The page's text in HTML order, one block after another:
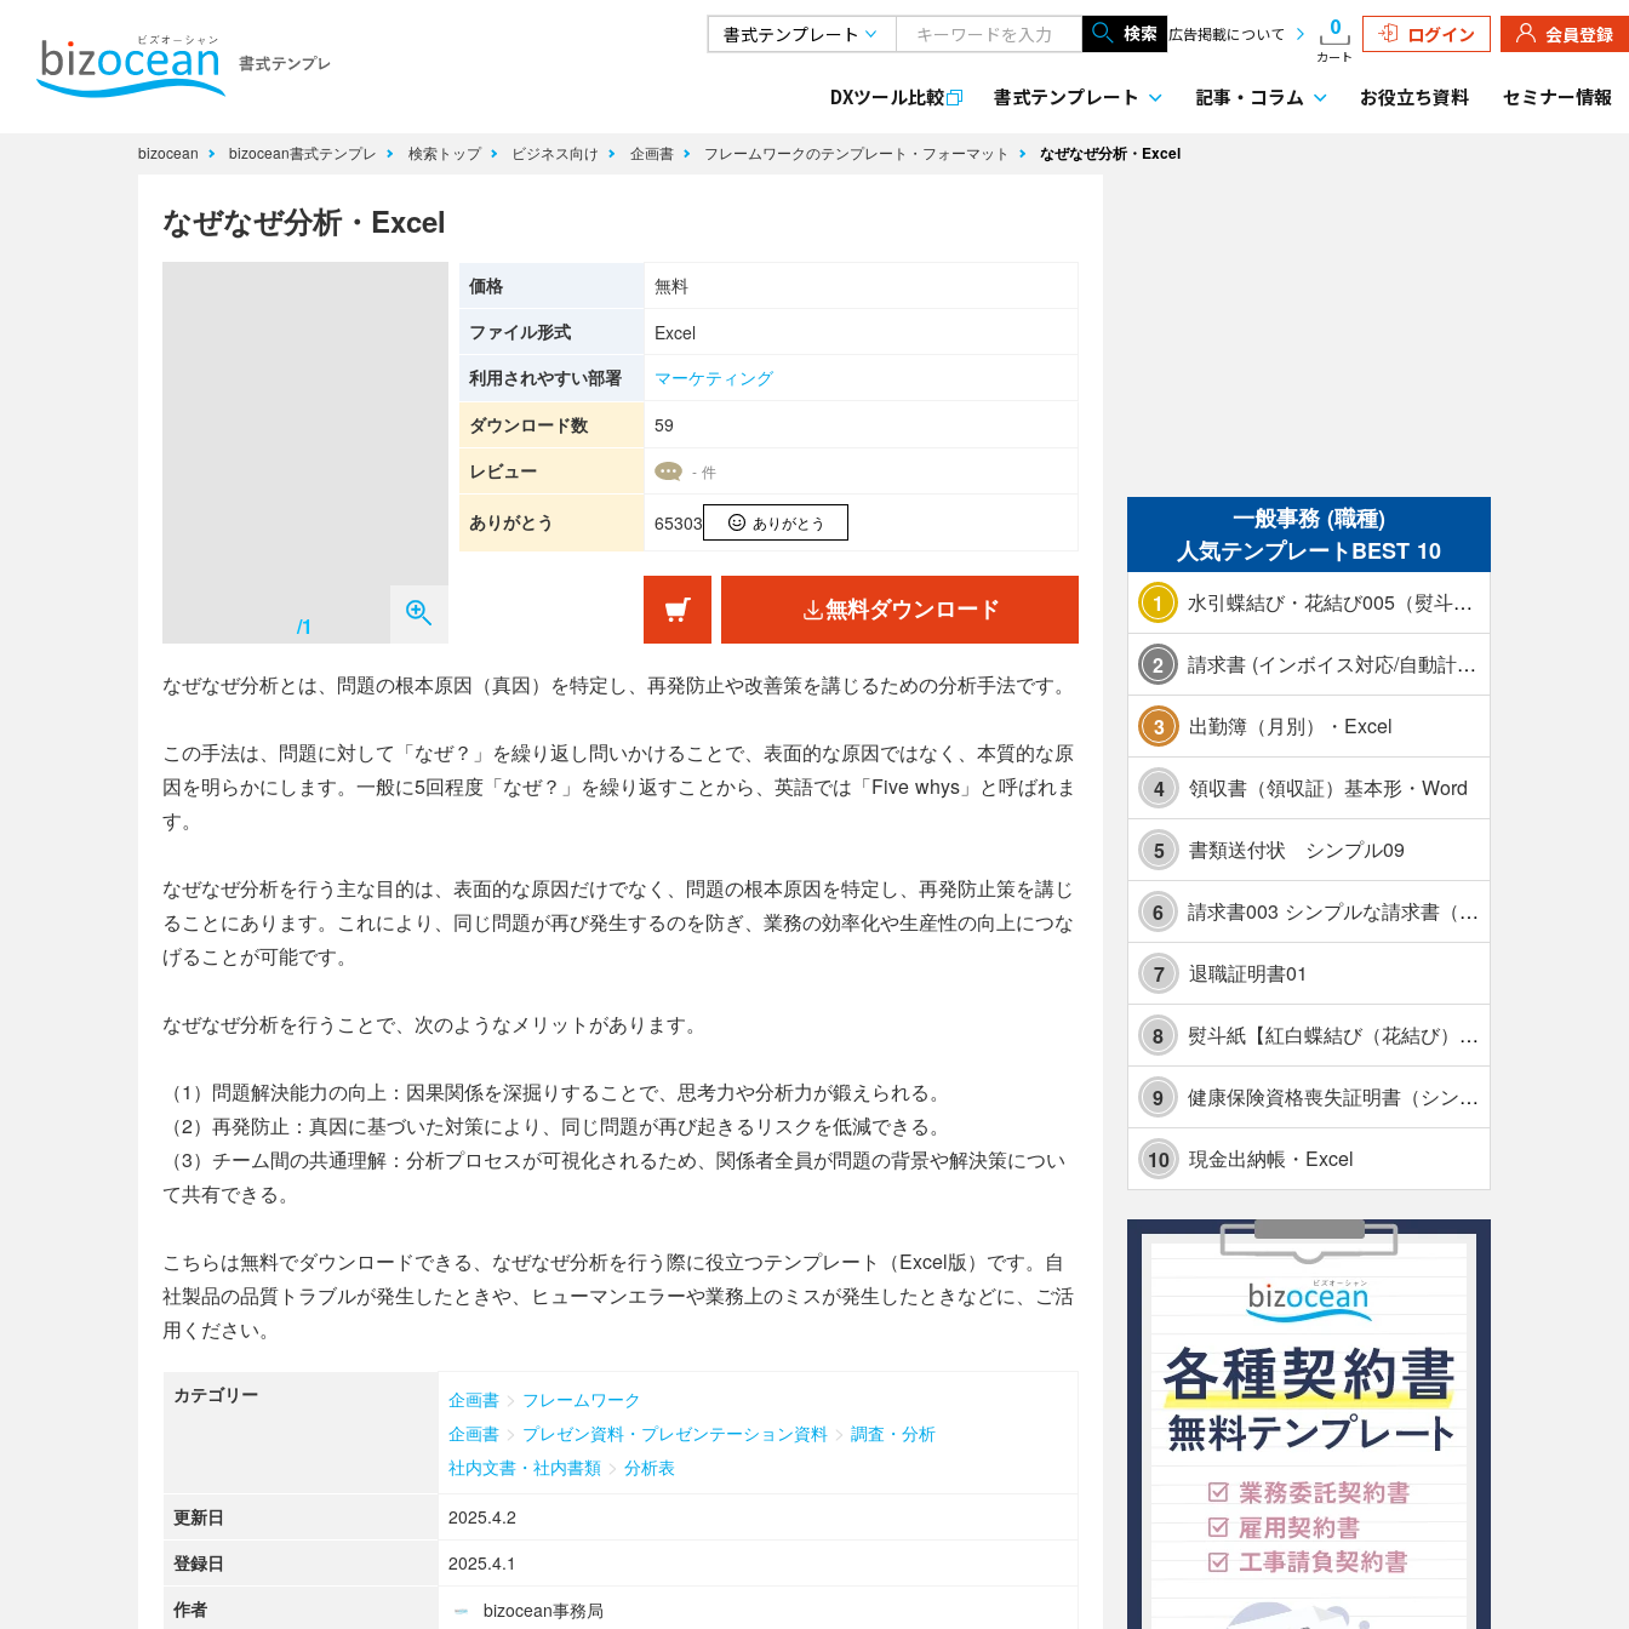
検索 広告掲載について 0
カート
ログイン 会員登録
DXツール比較 書式テンプレート 記事・ コラム お役立ち資料 セミナー情報
bizocean bizocean書式テンプレ 検索トップ ビジネス向け 企画書 フレームワークのテンプレート・フォーマット なぜなぜ分析・Excel
なぜなぜ分析・Excel
/1
価格
無料
ファイル形式
Excel
利用されやすい部署
マーケティング
ダウンロード数
59
レビュー
- 件
ありがとう 65303 ありがとう
無料ダウンロード
なぜなぜ分析とは、問題の根本原因（真因）を特定し、再発防止や改善策を講じるための分析手法です。
この手法は、問題に対して「なぜ？」を繰り返し問いかけることで、表面的な原因ではなく、本質的な原
因を明らかにします。一般に5回程度「なぜ？」を繰り返すことから、英語では「Five whys」と呼ばれま
す。
なぜなぜ分析を行う主な目的は、表面的な原因だけでなく、問題の根本原因を特定し、再発防止策を講じ
ることにあります。これにより、同じ問題が再び発生するのを防ぎ、業務の効率化や生産性の向上につな
げることが可能です。
なぜなぜ分析を行うことで、次のようなメリットがあります。
（1）問題解決能力の向上：因果関係を深掘りすることで、思考力や分析力が鍛えられる。
（2）再発防止：真因に基づいた対策により、同じ問題が再び起きるリスクを低減できる。
（3）チーム間の共通理解：分析プロセスが可視化されるため、関係者全員が問題の背景や解決策につい
て共有できる。
こちらは無料でダウンロードできる、なぜなぜ分析を行う際に役立つテンプレート（Excel版）です。自
社製品の品質トラブルが発生したときや、ヒューマンエラーや業務上のミスが発生したときなどに、ご活
用ください。
カテゴリー 企画書 > フレームワーク
企画書 > プレゼン資料・プレゼンテーション資料 > 調査・分析
社内文書・社内書類 > 分析表
更新日
2025.4.2
登録日
2025.4.1
作者
bizocean事務局
一般事務 (職種)
人気テンプレートBEST 10
1 水引蝶結び・花結び005（熨斗あり）
2 請求書 (インボイス対応/自動計算/A4 縦) カラー 使い方解説あり
3 出勤簿（月別）・Excel
4 領収書（領収証）基本形・Word
5 書類送付状 シンプル09
6 請求書003 シンプルな請求書（消費税10％対応）
7 退職証明書01
8 熨斗紙【紅白蝶結び（花結び）・水引7本】・Excel
9 健康保険資格喪失証明書（シンプル表形式版）・Excel【見本付き】
10 現金出納帳・Excel